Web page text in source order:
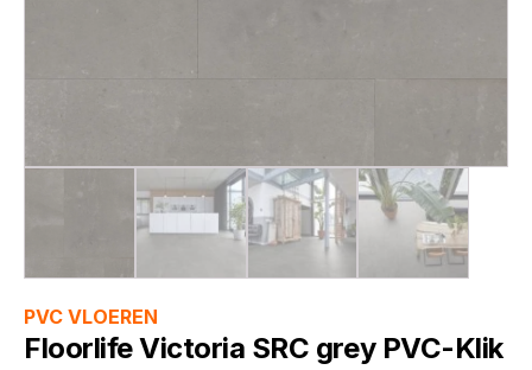
PVC VLOEREN
Floorlife Victoria SRC grey PVC-Klik